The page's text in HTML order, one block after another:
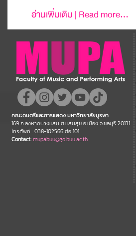
อ่านเพิ่มเติม | Read more...
คณะดนตรีและการแสดง มหาวิทยาลัยบูรพา
169 ถ.ลงหาดบางแสน ต.แสนสุข อ.เมือง จ.ชลบุรี 20131
โทรศัพท์ : 038-102566 ต่อ 101
Contact:mupabuu@go.buu.ac.th